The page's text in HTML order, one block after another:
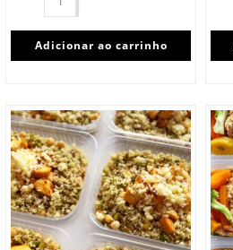
Adicionar ao carrinho